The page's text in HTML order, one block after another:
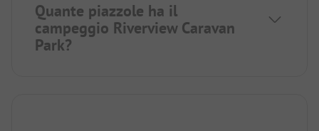
Quante piazzole ha il
campeggio Riverview Caravan
Park?